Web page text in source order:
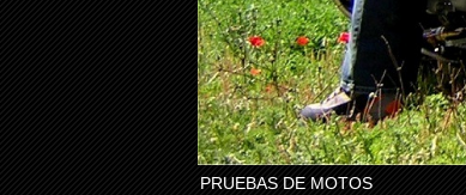
PRUEBAS DE MOTOS